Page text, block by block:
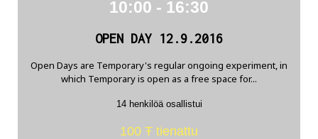
10:00 - 16:30
OPEN DAY 12.9.2016
Open Days are Temporary's regular ongoing experiment, in
which Temporary is open as a free space for...
14 henkilöä osallistui
100 Ŧ tienattu